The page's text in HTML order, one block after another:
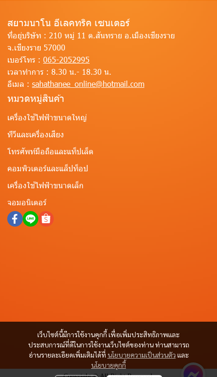
เว็บไซต์นี้มีการใช้งานคุกกี้ เพื่อเพิ่มประสิทธิภาพและ
ประสบการณ์ที่ดีในการใช้งานเว็บไซต์ของท่าน ท่านสามารถ
อ่านรายละเอียดเพิ่มเติมได้ที่ นโยบายความเป็นส่วนตัว และ
นโยบายคุกกี้
สยามนาโน อีเลคทริค เซนเตอร์
ที่อยู่บริษัท : 210 หมู่ 11 ต.สันทราย อ.เมืองเชียงราย
จ.เชียงราย 57000
เบอร์โทร : 065-2052995
เวลาทำการ : 8.30 น.- 18.30 น.
อีเมล : sahathanee_online@hotmail.com
หมวดหมู่สินค้า
เครื่องใช้ไฟฟ้าขนาดใหญ่
ทีวีและเครื่องเสียง
โทรศัพท์มือถือและแท็ปเล็ต
คอมพิวเตอร์และแล็ปท็อป
เครื่องใช้ไฟฟ้าขนาดเล็ก
จอมอนิเตอร์